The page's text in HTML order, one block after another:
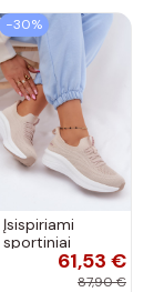
−30%
Įsispiriami
sportiniai
bateliai Kobbo
102425 smėlio
61,53 €
87,90 €